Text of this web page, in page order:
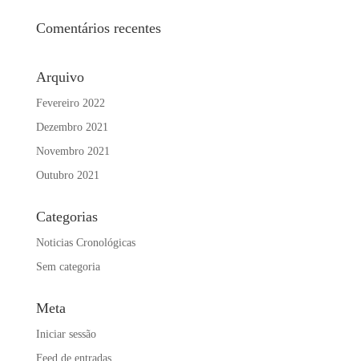
Comentários recentes
Arquivo
Fevereiro 2022
Dezembro 2021
Novembro 2021
Outubro 2021
Categorias
Noticias Cronológicas
Sem categoria
Meta
Iniciar sessão
Feed de entradas